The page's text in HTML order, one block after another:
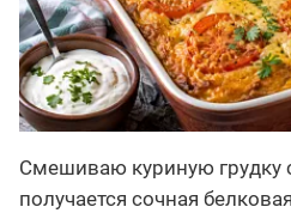
Смешиваю куриную грудку
получается сочная